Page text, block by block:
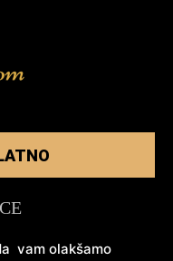
vam olakšamo